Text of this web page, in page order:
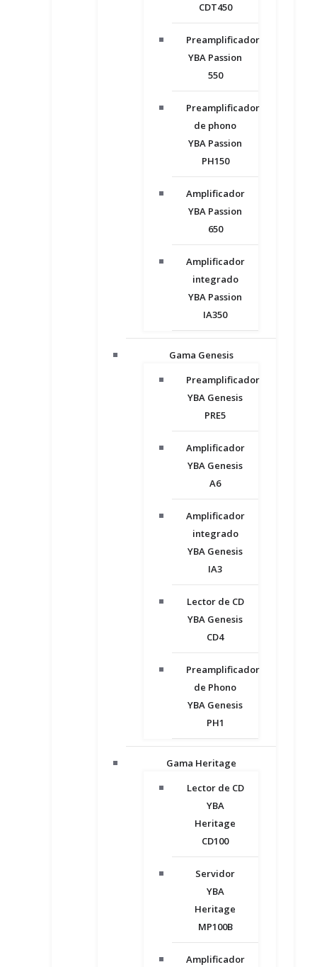
CDT450
Preamplificador
YBA Passion
550
Preamplificador
de phono
YBA Passion
PH150
Amplificador
YBA Passion
650
Amplificador
integrado
YBA Passion
IA350
Gama Genesis
Preamplificador
YBA Genesis
PRE5
Amplificador
YBA Genesis
A6
Amplificador
integrado
YBA Genesis
IA3
Lector de CD
YBA Genesis
CD4
Preamplificador
de Phono
YBA Genesis
PH1
Gama Heritage
Lector de CD
YBA
Heritage
CD100
Servidor
YBA
Heritage
MP100B
Amplificador